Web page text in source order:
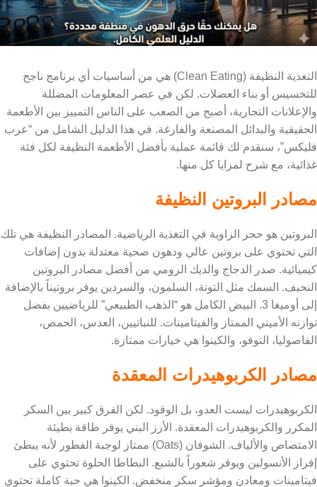
التغذية النظيفة (Clean Eating) هي من أساسيات أي برنامج ناجح
للتخسيس أو بناء العضلات. لكن في عصر المعلومات المضللة
والإعلانات التجارية، أصبح من الصعب على الناس التمييز بين الأطعمة
الحقيقية والبدائل المصنعة والفارغة. في هذا الدليل الشامل من “عرب
فليكس”، سنقدم لك قائمة عملية بأفضل الأطعمة النظيفة لكل فئة
غذائية، مع شرح لمزايا كل منها.
مصادر البروتين النظيفة
البروتين هو حجر الزاوية في التغذية الرياضية. المصادر النظيفة هي تلك
التي تحتوي على بروتين عالي ودهون صحية معتدلة بدون إضافات
كيميائية. صدر الدجاج والديك الرومي من أفضل مصادر البروتين
النحيف. السمك مثل التونة، السلمون، والسردين يوفر بروتيناً بالإضافة
إلى أوميغا 3. البيض الكامل هو “الذهب الطبيعي” للرياضيين بفضل
توازنه الأميني الممتاز والفيتامينات. للنباتيين، العدس، الحمص،
الفاصوليا، التوفو، والكينوا هي خيارات ممتازة.
مصادر الكربوهيدرات المعقدة
الكربوهيدرات ليست العدو، بل الوقود. لكن الفرق كبير بين السكر
المكرر والكربوهيدرات المعقدة. الأرز البني يوفر طاقة بطيئة
الامتصاص والألياف. الشوفان (Oats) ممتاز لوجبة الفطور لأنه يبطئ
إفراز الأنسولين ويوفر شعوراً بالشبع. البطاطا الحلوة تحتوي على
فيتامينات ومعادن ومؤشر سكر منخفض. الكينوا هي حبة كاملة تحتوي